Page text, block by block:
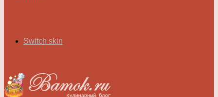
Switch skin